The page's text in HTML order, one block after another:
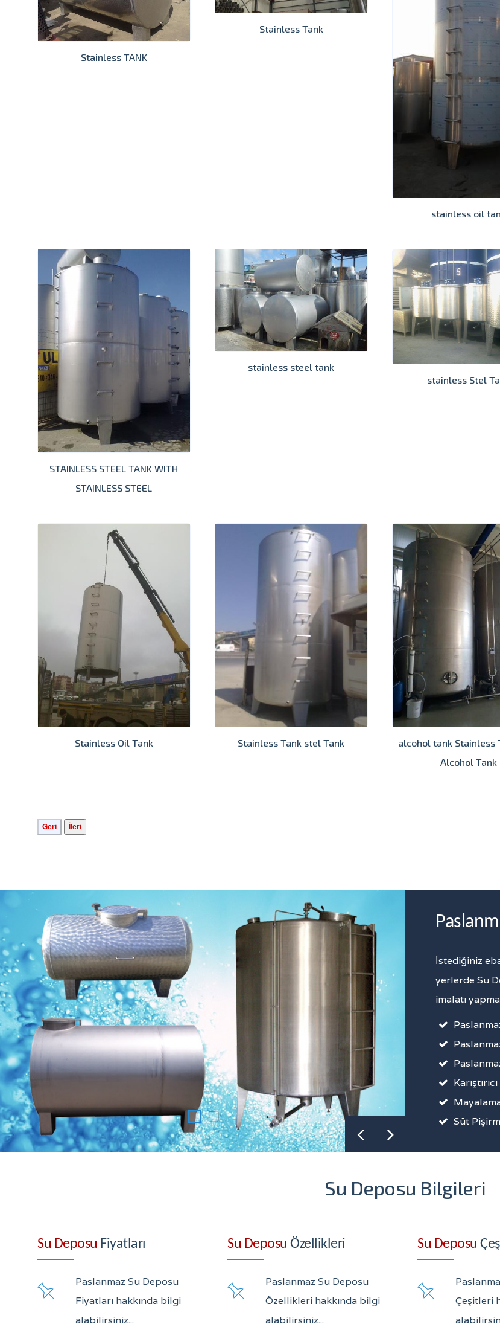
Stainless TANK
Stainless Tank
stainless oil
STAINLESS STEEL TANK WITH
STAINLESS STEEL
stainless steel tank
stainless Stel
Stainless Oil Tank Stainless Tank stel Tank
alcohol tank Stainless
Alcohol Tank
İstediğiniz
yerlerde Su
imalatı
Süt
Su Deposu Bilgileri
Su Deposu Fiyatları
Paslanmaz Su Deposu
Fiyatları hakkında bilgi
alabilirsiniz...
Su Deposu Özellikleri
Paslanmaz Su Deposu
Özellikleri hakkında bilgi
alabilirsiniz...
Su Deposu
Çeşitleri